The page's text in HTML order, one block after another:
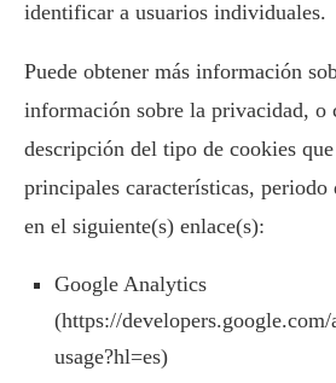
identificar a usuarios individuales.
Puede obtener más información
información sobre la privacidad, o
descripción del tipo de cookies
principales características, periodo
en el siguiente(s) enlace(s):
Google Analytics
(https://
usage?hl=es)